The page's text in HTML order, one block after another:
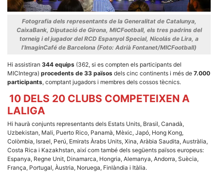
Fotografia dels representants de la Generalitat de Catalunya,
CaixaBank, Diputació de Girona, MICFootball, els tres padrins del
torneig i el jugador del RCD Espanyol Special, Nicolás de Lira, a
l’ImaginCafé de Barcelona (Foto: Adrià Fontanet/MICFootball)
Hi assistiran 344 equips (362, si es compten els participants del
MICIntegra) procedents de 33 països dels cinc continents i més de 7.000
participants, comptant jugadors i membres dels cossos tècnics.
10 DELS 20 CLUBS COMPETEIXEN A
LALIGA
Hi haurà conjunts representants dels Estats Units, Brasil, Canadà,
Uzbekistan, Mali, Puerto Rico, Panamà, Mèxic, Japó, Hong Kong,
Colòmbia, Israel, Perú, Emirats Àrabs Units, Xina, Aràbia Saudita, Austràlia,
Costa Rica i Kazakhstan, així com també dels següents països europeus:
Espanya, Regne Unit, Dinamarca, Hongria, Alemanya, Andorra, Suècia,
França, Portugal, Àustria, Noruega, Finlàndia i Itàlia.